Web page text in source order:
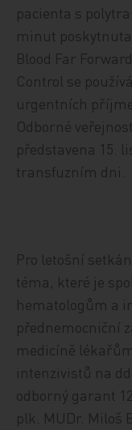
pacienta s
minut
Blood Far
Control se
urgentních
Odborné
představena 15.
transfuzním dni.
Pro letošní
téma, které je
hematologům a
přednemocniční
medicíně
intenzivistů na
odborný garant
plk. MUDr. Miloš